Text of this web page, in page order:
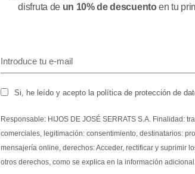
disfruta de un 10% de descuentoen tu
Si, he leído y acepto la política de protección de
Responsable: HIJOS DE JOSÉ SERRATS S.A. Finalidad:
comerciales, legitimación: consentimiento, destinatarios:
mensajería online, derechos: Acceder, rectificar y suprimir
otros derechos, como se explica en la información